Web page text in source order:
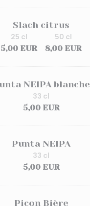
Slach citrus
5,00 EUR
25 cl
8,00 EUR
50 cl
NEIPA blanche
5,00 EUR
33 cl
Punta NEIPA
5,00 EUR
33 cl
Picon Bière